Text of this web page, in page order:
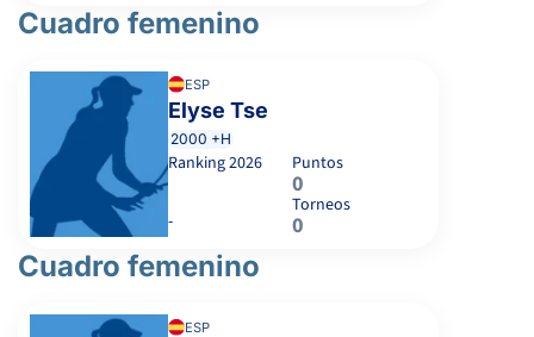
Cuadro femenino
ESP
Elyse Tse
2000 +H
Ranking2026
-
Puntos
0
Torneos
0
Cuadro femenino
ESP